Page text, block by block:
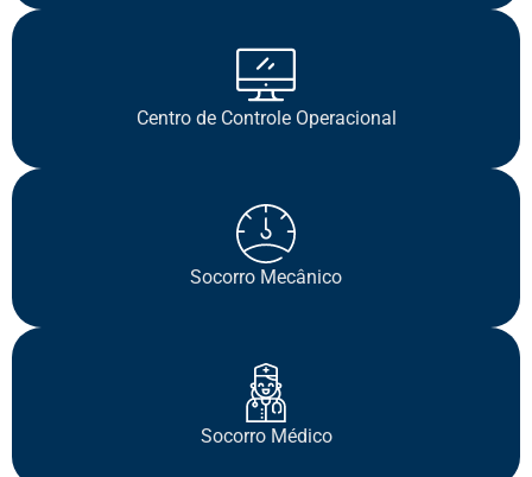
Centro de Controle Operacional
Socorro Mecânico
Socorro Médico